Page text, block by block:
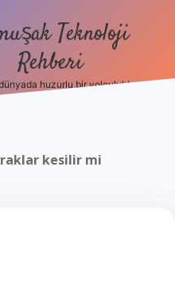
Teknoloji
Rehberi
huzurlu bir yolculuk!
kesilir mi